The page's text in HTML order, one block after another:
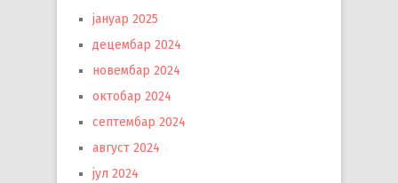
јануар 2025
децембар 2024
новембар 2024
октобар 2024
септембар 2024
август 2024
јул 2024